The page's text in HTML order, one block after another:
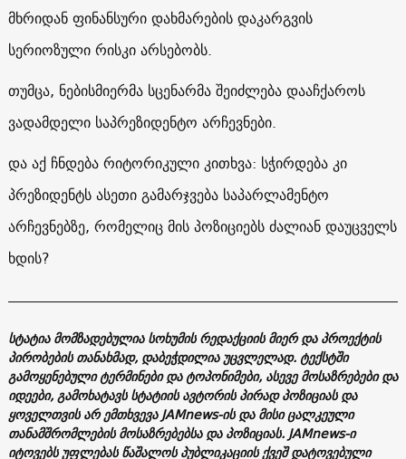
მხრიდან ფინანსური დახმარების დაკარგვის
სერიოზული რისკი არსებობს.
თუმცა, ნებისმიერმა სცენარმა შეიძლება დააჩქაროს
ვადამდელი საპრეზიდენტო არჩევნები.
და აქ ჩნდება რიტორიკული კითხვა: სჭირდება კი
პრეზიდენტს ასეთი გამარჯვება საპარლამენტო
არჩევნებზე, რომელიც მის პოზიციებს ძალიან დაუცველს
ხდის?
სტატია მომზადებულია სოხუმის რედაქციის მიერ და პროექტის
პირობების თანახმად, დაბეჭდილია უცვლელად. ტექსტში
გამოყენებული ტერმინები და ტოპონიმები, ასევე მოსაზრებები და
იდეები, გამოხატავს სტატიის ავტორის პირად პოზიციას და
ყოველთვის არ ემთხვევა JAMnews-ის და მისი ცალკეული
თანამშრომლების მოსაზრებებსა და პოზიციას. JAMnews-ი
იტოვებს უფლებას წაშალოს პუბლიკაციის ქვეშ დატოვებული